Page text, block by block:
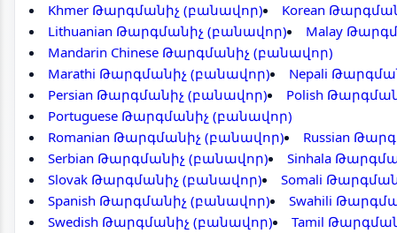
Khmer Թարգմանիչ (բանավոր)
Korean
Lithuanian Թարգմանիչ (բանավոր)
Malay
Mandarin Chinese Թարգմանիչ (բանավոր)
Marathi Թարգմանիչ (բանավոր)
Nepali
Persian Թարգմանիչ (բանավոր)
Polish
Portuguese Թարգմանիչ (բանավոր)
Romanian Թարգմանիչ (բանավոր)
Russian
Serbian Թարգմանիչ (բանավոր)
Sinhala
Slovak Թարգմանիչ (բանավոր)
Somali
Spanish Թարգմանիչ (բանավոր)
Swahili
Swedish Թարգմանիչ (բանավոր)
Tamil